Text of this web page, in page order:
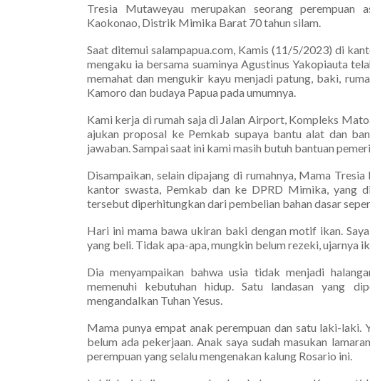
Tresia Mutaweyau merupakan seorang
Kaokonao, Distrik Mimika Barat 70 tahun silam.
Saat ditemui salampapua.com, Kamis (11/5/2023) di
mengaku ia bersama suaminya Agustinus Yakopiauta
memahat dan mengukir kayu menjadi patung, baki,
Kamoro dan budaya Papua pada umumnya.
Kami kerja di rumah saja di Jalan Airport, Kompleks
ajukan proposal ke Pemkab supaya bantu alat dan
jawaban. Sampai saat ini kami masih butuh bantuan
Disampaikan, selain dipajang di rumahnya, Mama
kantor swasta, Pemkab dan ke DPRD Mimika, yang
tersebut diperhitungkan dari pembelian bahan dasar
Hari ini mama bawa ukiran baki dengan motif ikan.
yang beli. Tidak apa-apa, mungkin belum rezeki, ujarnya
Dia menyampaikan bahwa usia tidak menjadi
memenuhi kebutuhan hidup. Satu landasan yang
mengandalkan Tuhan Yesus.
Mama punya empat anak perempuan dan satu laki-
belum ada pekerjaan. Anak saya sudah masukan
perempuan yang selalu mengenakan kalung Rosario ini.